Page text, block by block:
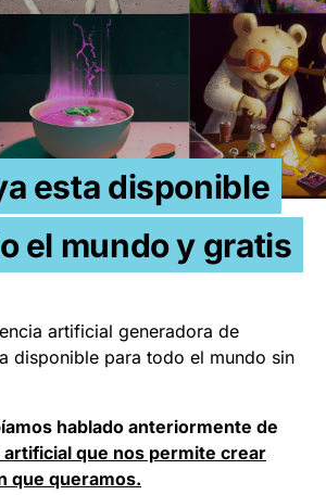
esta disponible
el mundo y gratis
artificial generadora de
disponible para todo el mundo sin
hablado anteriormente de
artificial que nos permite crear
que queramos.